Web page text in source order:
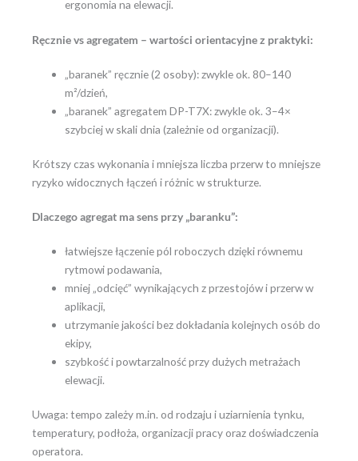
ergonomia na elewacji.
Ręcznie vs agregatem – wartości orientacyjne z praktyki:
„baranek” ręcznie (2 osoby): zwykle ok. 80–140
m²/dzień,
„baranek” agregatem DP-T7X: zwykle ok. 3–4×
szybciej w skali dnia (zależnie od organizacji).
Krótszy czas wykonania i mniejsza liczba przerw to mniejsze
ryzyko widocznych łączeń i różnic w strukturze.
Dlaczego agregat ma sens przy „baranku”:
łatwiejsze łączenie pól roboczych dzięki równemu
rytmowi podawania,
mniej „odcięć” wynikających z przestojów i przerw w
aplikacji,
utrzymanie jakości bez dokładania kolejnych osób do
ekipy,
szybkość i powtarzalność przy dużych metrażach
elewacji.
Uwaga: tempo zależy m.in. od rodzaju i uziarnienia tynku,
temperatury, podłoża, organizacji pracy oraz doświadczenia
operatora.